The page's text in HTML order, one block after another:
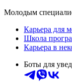
Молодым
Карьера для
Школа
Карьера в
Боты для